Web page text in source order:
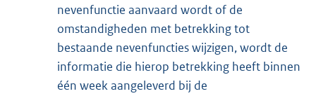
nevenfunctie aanvaard wordt of de
omstandigheden met betrekking tot
bestaande nevenfuncties wijzigen, wordt de
informatie die hierop betrekking heeft binnen
één week aangeleverd bij de